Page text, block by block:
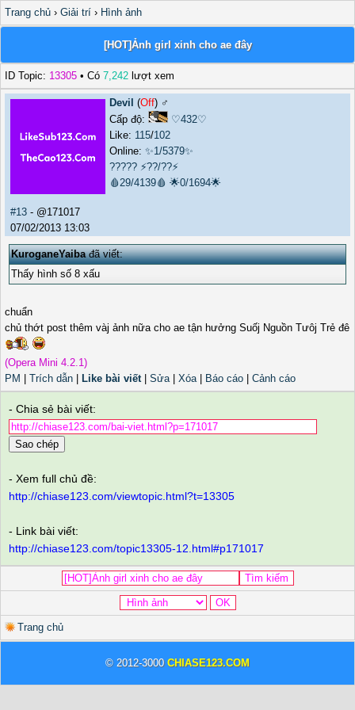
Trang chủ › Giải trí › Hình ảnh
[HOT]Ảnh girl xinh cho ae đây
ID Topic: 13305 • Có 7,242 lượt xem
Devil (Off) ♂️
Cấp độ:
♡432♡
Like: 115/102
Online: ✨1/5379✨
????? ⚡??/??⚡
🩸29/4139🩸 🌟0/1694🌟
#13 - @171017
07/02/2013 13:03
KuroganeYaibađã viết:
Thấy hình số 8 xấu
chuẩn
chủ thớt post thêm vàj ảnh nữa cho ae tận hưởng Suốj Nguồn Tưôj Trẻ đê
(Opera Mini 4.2.1)
PM
Trích dẫn Like bài viết| Sửa| Xóa| Báo cáo Cảnh cáo
- Chia sẻ bài viết:
Sao chép
- Xem full chủ đề:
http://chiase123.com/viewtopic.html?t=13305
- Link bài viết:
http://chiase123.com/topic13305-12.html#p171017
Trang chủ
© 2012-3000 CHIASE123.COM